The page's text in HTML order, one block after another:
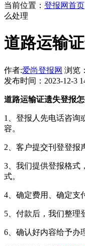
当前位置： 登报网首页
么处理
道路运输
作者:爱尚登报网 浏览
发布时间：2023-12-3
道路运输证遗失登报
1、登报人先电话咨询
容。
2、客户提交刊登登报
3、我们提供登报格式
式。
4、确定费用、确定支
5、付款后，我们整理
6、确认好内容给予办